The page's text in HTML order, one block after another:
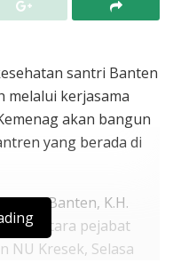
santri Banten
melalui kerjasama
akan bangun
yang berada di
Banten, K.H.
antara pejabat
NU Kresek, Selasa